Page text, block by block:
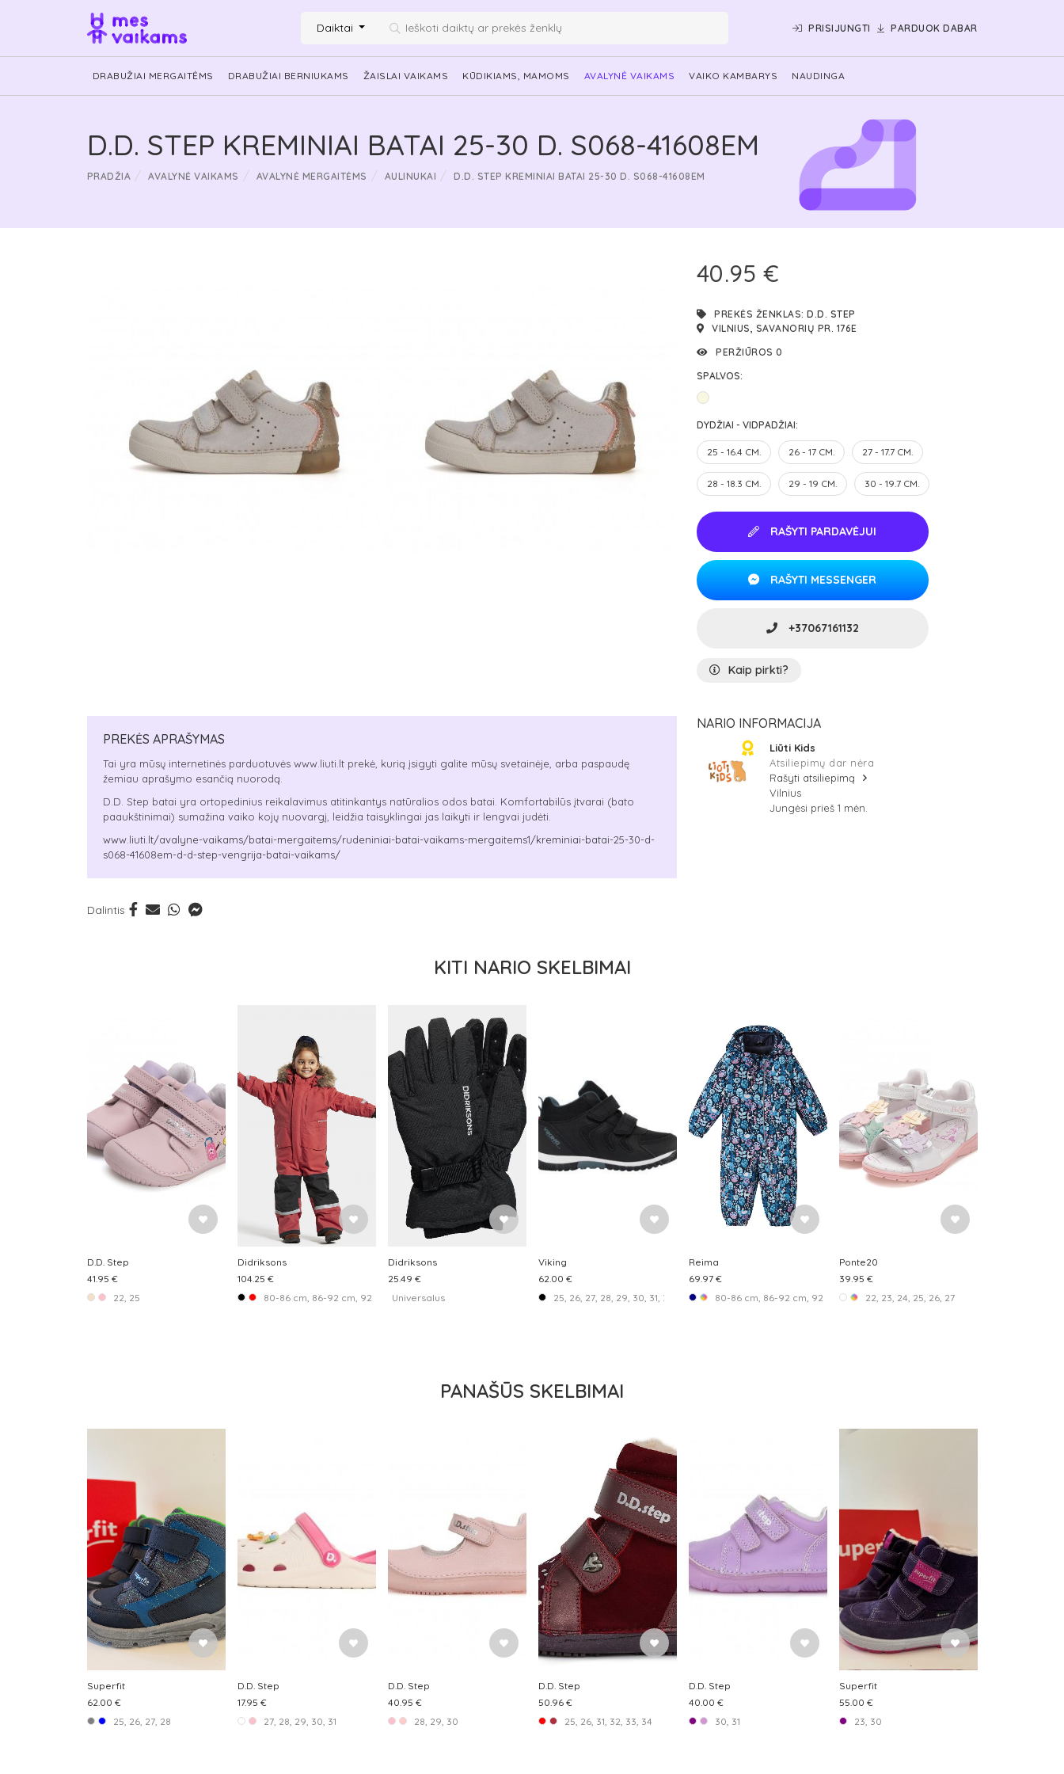
Daiktai PRISIJUNGTI PARDUOK DABAR
DRABUŽIAI MERGAITĖMS DRABUŽIAI BERNIUKAMS ŽAISLAI VAIKAMS KŪDIKIAMS, MAMOMS AVALYNĖ VAIKAMS VAIKO KAMBARYS NAUDINGA
D.D. STEP KREMINIAI BATAI 25-30 D. S068-41608EM
PRADŽIA AVALYNĖ VAIKAMS AVALYNĖ MERGAITĖMS AULINUKAI D.D. STEP KREMINIAI BATAI 25-30 D. S068-41608EM
40.95 €
PREKĖS ŽENKLAS: D.D. STEP
VILNIUS, SAVANORIŲ PR. 176E
PERŽIŪROS 0
SPALVOS:
DYDŽIAI - VIDPADŽIAI:
25 - 16.4 CM. 26 - 17 CM. 27 - 17.7 CM.
28 - 18.3 CM. 29 - 19 CM. 30 - 19.7 CM.
RAŠYTI PARDAVĖJUI
RAŠYTI MESSENGER
+37067161132
Kaip pirkti?
PREKĖS APRAŠYMAS
Tai yra mūsų internetinės parduotuvės www.liuti.lt prekė, kurią įsigyti galite mūsų svetainėje, arba paspaudę
žemiau aprašymo esančią nuorodą.
D.D. Step batai yra ortopedinius reikalavimus atitinkantys natūralios odos batai. Komfortabilūs įtvarai (bato
paaukštinimai) sumažina vaiko kojų nuovargį, leidžia taisyklingai jas laikyti ir lengvai judėti.
www.liuti.lt/avalyne-vaikams/batai-mergaitems/rudeniniai-batai-vaikams-mergaitems1/kreminiai-batai-25-30-d-
s068-41608em-d-d-step-vengrija-batai-vaikams/
Dalintis
NARIO INFORMACIJA
Liūti Kids
Atsiliepimų dar nėra
Rašyti atsiliepimą
Vilnius
Jungėsi prieš 1 mėn.
KITI NARIO SKELBIMAI
D.D. Step
41.95 €
22, 25
Didriksons
104.25 €
80-86 cm, 86-92 cm, 92-98 cm, 98-104 cm, 104-110 cm, 110-116 cm, 116-122 cm, 122-128 cm, 128-134 cm
Didriksons
25.49 €
Universalus
Viking
62.00 €
25, 26, 27, 28, 29, 30, 31, 32, 33, 34, 35
Reima
69.97 €
80-86 cm, 86-92 cm, 92-98 cm
Ponte20
39.95 €
22, 23, 24, 25, 26, 27
PANAŠŪS SKELBIMAI
Superfit
62.00 €
25, 26, 27, 28
D.D. Step
17.95 €
27, 28, 29, 30, 31
D.D. Step
40.95 €
28, 29, 30
D.D. Step
50.96 €
25, 26, 31, 32, 33, 34
D.D. Step
40.00 €
30, 31
Superfit
55.00 €
23, 30